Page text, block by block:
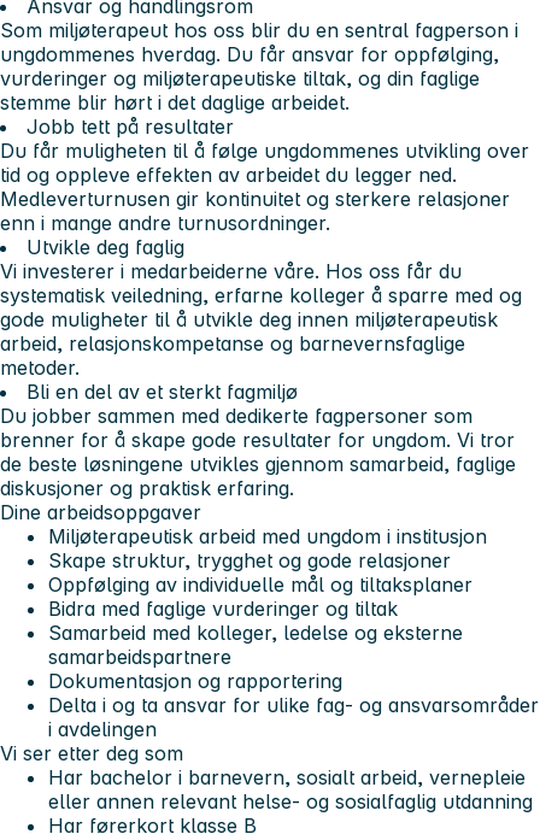
Ansvar og handlingsrom
Som miljøterapeut hos oss blir du en sentral fagperson i
ungdommenes hverdag. Du får ansvar for oppfølging,
vurderinger og miljøterapeutiske tiltak, og din faglige
stemme blir hørt i det daglige arbeidet.
Jobb tett på resultater
Du får muligheten til å følge ungdommenes utvikling over
tid og oppleve effekten av arbeidet du legger ned.
Medleverturnusen gir kontinuitet og sterkere relasjoner
enn i mange andre turnusordninger.
Utvikle deg faglig
Vi investerer i medarbeiderne våre. Hos oss får du
systematisk veiledning, erfarne kolleger å sparre med og
gode muligheter til å utvikle deg innen miljøterapeutisk
arbeid, relasjonskompetanse og barnevernsfaglige
metoder.
Bli en del av et sterkt fagmiljø
Du jobber sammen med dedikerte fagpersoner som
brenner for å skape gode resultater for ungdom. Vi tror
de beste løsningene utvikles gjennom samarbeid, faglige
diskusjoner og praktisk erfaring.
Dine arbeidsoppgaver
Miljøterapeutisk arbeid med ungdom i institusjon
Skape struktur, trygghet og gode relasjoner
Oppfølging av individuelle mål og tiltaksplaner
Bidra med faglige vurderinger og tiltak
Samarbeid med kolleger, ledelse og eksterne
samarbeidspartnere
Dokumentasjon og rapportering
Delta i og ta ansvar for ulike fag- og ansvarsområder
i avdelingen
Vi ser etter deg som
Har bachelor i barnevern, sosialt arbeid, vernepleie
eller annen relevant helse- og sosialfaglig utdanning
Har førerkort klasse B